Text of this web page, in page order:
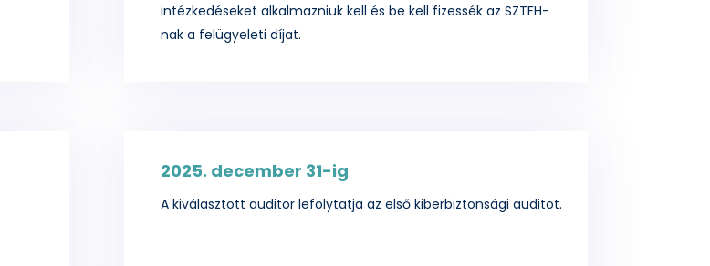
intézkedéseket alkalmazniuk kell és be kell fizessék az SZTFH-
nak a felügyeleti díjat.
2025. december 31-ig
A kiválasztott auditor lefolytatja az első kiberbiztonsági auditot.